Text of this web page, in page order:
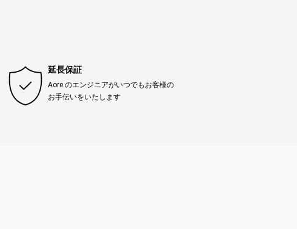
延長保証
Aore のエンジニアがいつでもお客様の
お手伝いをいたします